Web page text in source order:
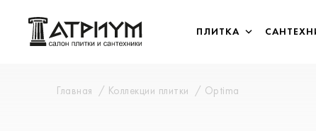
ПЛИТКА
Главная Коллекции плитки Optima